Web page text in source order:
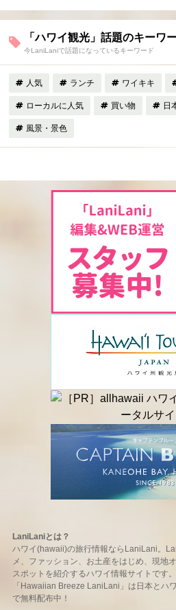
「ハワイ観光」話題のキーワ
今LaniLaniで話題になっているキーワード
人気 ランチ ワイキキ
ローカルに人気 買い物 日
風景・景色
LaniLaniとは？
ハワイ(hawaii)の旅行情報ならLaniLani。
メ、ファッション、お土産をはじめ、現地
スポットを紹介するハワイ情報サイトです
「Hawaiian Breeze LaniLani」は日本とハ
で無料配布中！